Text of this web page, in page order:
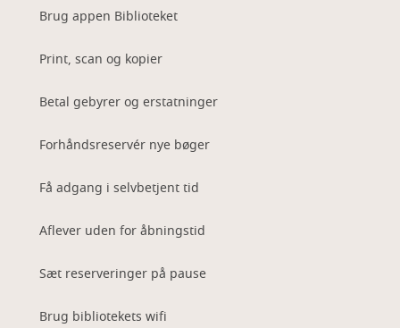
Brug appen Biblioteket
Print, scan og kopier
Betal gebyrer og erstatninger
Forhåndsreservér nye bøger
Få adgang i selvbetjent tid
Aflever uden for åbningstid
Sæt reserveringer på pause
Brug bibliotekets wifi